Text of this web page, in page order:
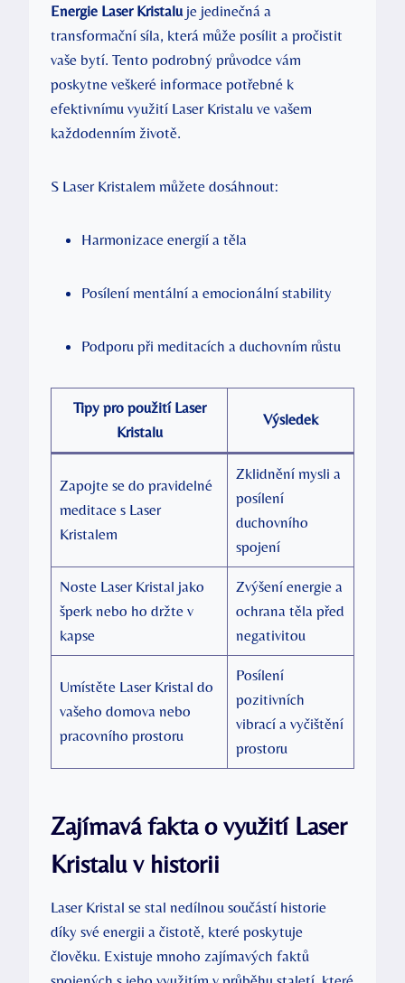
Energie Laser Kristalu je jedinečná a
transformační síla, která může posílit a pročistit
vaše bytí. Tento podrobný průvodce vám
poskytne veškeré informace potřebné k
efektivnímu využití Laser Kristalu ve vašem
každodenním životě.
S Laser Kristalem můžete dosáhnout:
Harmonizace energií a těla
Posílení mentální a emocionální stability
Podporu při meditacích a duchovním růstu
Tipy pro použití Laser
Kristalu
Výsledek
Zapojte se do pravidelné
meditace s Laser
Kristalem
Zklidnění mysli a
posílení
duchovního
spojení
Noste Laser Kristal jako
šperk nebo ho držte v
kapse
Zvýšení energie a
ochrana těla před
negativitou
Umístěte Laser Kristal do
vašeho domova nebo
pracovního prostoru
Posílení
pozitivních
vibrací a vyčištění
prostoru
Zajímavá fakta o využití Laser
Kristalu v historii
Laser Kristal se stal nedílnou součástí historie
díky své energii a čistotě, které poskytuje
člověku. Existuje mnoho zajímavých faktů